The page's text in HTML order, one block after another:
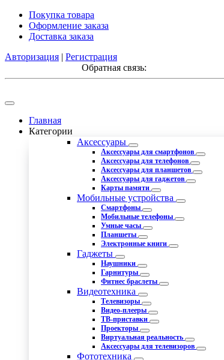
Покупка товара
Оформление заказа
Доставка заказа
Авторизация | Регистрация
Обратная связь:
Главная
Категории
Аксессуары
Аксессуары для смартфонов
Аксессуары для телефонов
Аксессуары для планшетов
Аксессуары для гаджетов
Карты памяти
Мобильные устройства
Смартфоны
Мобильные телефоны
Умные часы
Планшеты
Электронные книги
Гаджеты
Наушники
Гарнитуры
Фитнес браслеты
Видеотехника
Телевизоры
Видео-плееры
ТВ-приставки
Проекторы
Виртуальная реальность
Аксессуары для телевизоров
Фототехника